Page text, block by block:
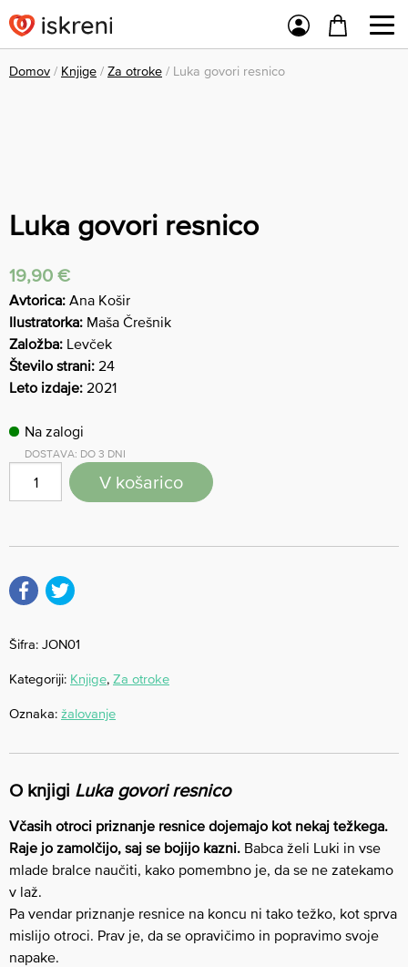
Domov / Knjige / Za otroke / Luka govori resnico
Luka govori resnico
19,90 €
Avtorica: Ana Košir
Ilustratorka: Maša Črešnik
Založba: Levček
Število strani: 24
Leto izdaje: 2021
Na zalogi
DOSTAVA: DO 3 DNI
V košarico
Šifra: JON01
Kategoriji: Knjige, Za otroke
Oznaka: žalovanje
O knjigi Luka govori resnico
Včasih otroci priznanje resnice dojemajo kot nekaj težkega.
Raje jo zamolčijo, saj se bojijo kazni. Babca želi Luki in vse
mlade bralce naučiti, kako pomembno je, da se ne zatekamo
v laž.
Pa vendar priznanje resnice na koncu ni tako težko, kot sprva
mislijo otroci. Prav je, da se opravičimo in popravimo svoje
napake.